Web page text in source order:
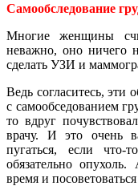
Самообследование
Многие женщины
неважно, оно ничего
сделать УЗИ и
Ведь согласитесь, эти
с самообседованием
то вдруг
врачу. И это очень
пугаться, если
обязательно
время и